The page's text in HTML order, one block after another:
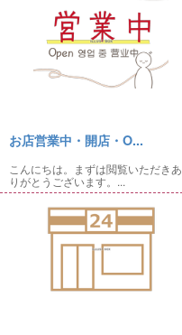
お店営業中・開店・O...
こんにちは。まずは閲覧いただきあ
りがとうございます。...